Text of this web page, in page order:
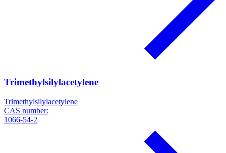
Trimethylsilylacetylene
Trimethylsilylacetylene
CAS number:
1066-54-2